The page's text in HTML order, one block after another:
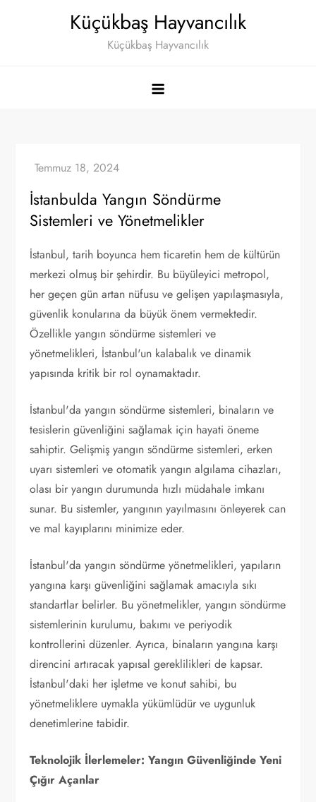
Küçükbaş Hayvancılık
Küçükbaş Hayvancılık
İstanbulda Yangın Söndürme
Sistemleri ve Yönetmelikler
İstanbul, tarih boyunca hem ticaretin hem de kültürün
merkezi olmuş bir şehirdir. Bu büyüleyici metropol,
her geçen gün artan nüfusu ve gelişen yapılaşmasıyla,
güvenlik konularına da büyük önem vermektedir.
Özellikle yangın söndürme sistemleri ve
yönetmelikleri, İstanbul'un kalabalık ve dinamik
yapısında kritik bir rol oynamaktadır.
İstanbul'da yangın söndürme sistemleri, binaların ve
tesislerin güvenliğini sağlamak için hayati öneme
sahiptir. Gelişmiş yangın söndürme sistemleri, erken
uyarı sistemleri ve otomatik yangın algılama cihazları,
olası bir yangın durumunda hızlı müdahale imkanı
sunar. Bu sistemler, yangının yayılmasını önleyerek can
ve mal kayıplarını minimize eder.
İstanbul'da yangın söndürme yönetmelikleri, yapıların
yangına karşı güvenliğini sağlamak amacıyla sıkı
standartlar belirler. Bu yönetmelikler, yangın söndürme
sistemlerinin kurulumu, bakımı ve periyodik
kontrollerini düzenler. Ayrıca, binaların yangına karşı
direncini artıracak yapısal gereklilikleri de kapsar.
İstanbul'daki her işletme ve konut sahibi, bu
yönetmeliklere uymakla yükümlüdür ve uygunluk
denetimlerine tabidir.
Teknolojik İlerlemeler: Yangın Güvenliğinde Yeni
Çığır Açanlar